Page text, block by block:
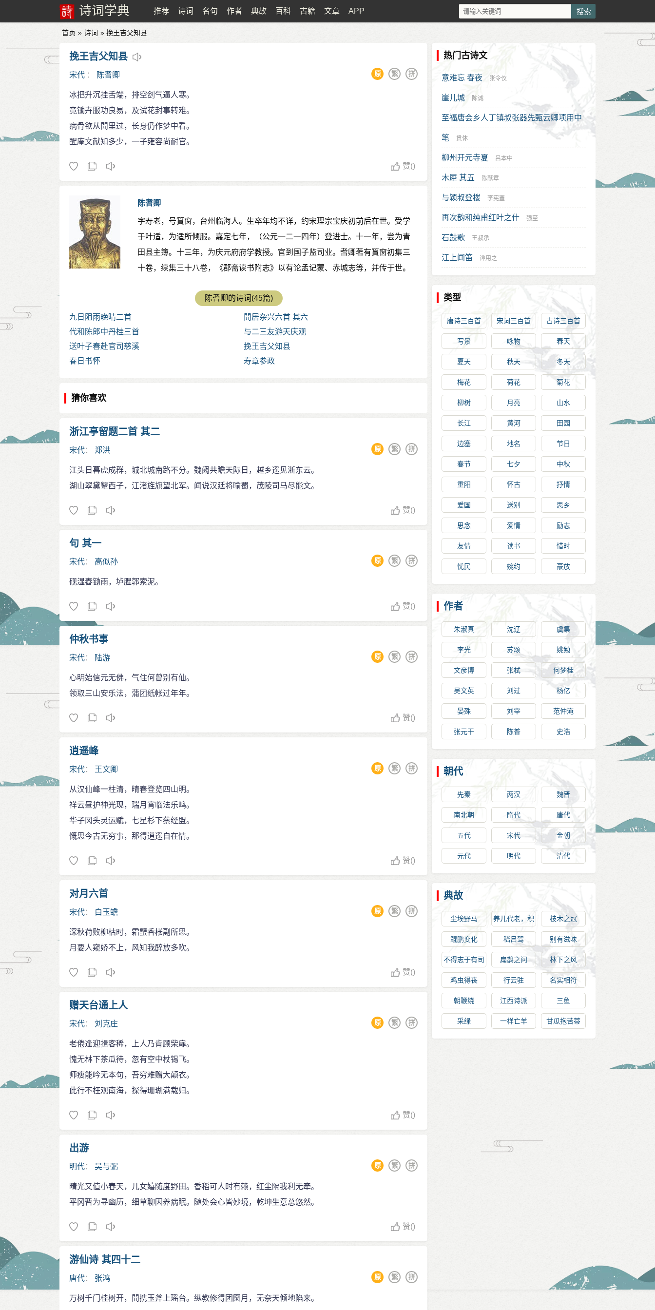
诗词学典 推荐 诗词 名句 作者 典故 百科 古籍 文章 APP
首页 » 诗词 » 挽王吉父知县
挽王吉父知县
宋代 ： 陈耆卿 拼
繁
原
冰把升沉挂舌端，排空剑气逼人寒。
竟锄卉服功良易，及试花封事转难。
病骨欲从閒里过，长身仍作梦中看。
醒庵文献知多少，一子雍容尚耐官。
赞()
陈耆卿
字寿老，号篔窗，台州临海人。生卒年均不详，约宋理宗宝庆初前后在世。受学
于叶适，为适所倾服。嘉定七年，（公元一二一四年）登进士。十一年，尝为青
田县主簿。十三年，为庆元府府学教授。官到国子监司业。耆卿著有篔窗初集三
十卷，续集三十八卷，《郡斋读书附志》以有论孟记蒙、赤城志等，并传于世。
陈耆卿的诗词(45篇)
九日阻雨晚晴二首
閒居杂兴六首 其六
代和陈郎中丹桂三首
与二三友游天庆观
送叶子春赴官司慈溪
挽王吉父知县
春日书怀
寿章参政
猜你喜欢
浙江亭留题二首 其二
宋代： 郑洪 拼
繁
原
江头日暮虎成群，城北城南路不分。魏阙共瞻天际日，越乡遥见浙东云。
湖山翠黛颦西子，江渚旌旗望北军。闻说汉廷将喻蜀，茂陵司马尽能文。
赞()
句 其一
宋代： 高似孙 拼
繁
原
砚湿舂锄雨，垆腥郭索泥。
赞()
仲秋书事
宋代： 陆游 拼
繁
原
心明始信元无佛，气住何曾别有仙。
领取三山安乐法，蒲团纸帐过年年。
赞()
逍遥峰
宋代： 王文卿 拼
繁
原
从汉仙峰一柱清，晴春登览四山明。
祥云昼护神光现，瑞月宵临法乐鸣。
华子冈头灵运赋，七星杉下蔡经盟。
慨思今古无穷事，那得逍遥自在情。
赞()
对月六首
宋代： 白玉蟾 拼
繁
原
深秋荷败柳枯时，霜蟹香枨副所思。
月要人窥娇不上，风知我醉放多吹。
赞()
赠天台通上人
宋代： 刘克庄 拼
繁
原
老倦逢迎揖客稀，上人乃肯顾柴扉。
愧无林下茶瓜待，忽有空中杖锡飞。
师瘦能吟无本句，吾穷难赠大颠衣。
此行不枉观南海，探得珊瑚满载归。
赞()
出游
明代： 吴与弼 拼
繁
原
晴光又值小春天，儿女嬉随度野田。香稻可人时有赖，红尘隔我利无牵。
平冈暂为寻幽历，细草聊因养病眠。随处会心皆妙境，乾坤生意总悠然。
赞()
游仙诗 其四十二
唐代： 张鸿 拼
繁
原
万树千门桂树开，閒携玉斧上瑶台。纵教修得团圞月，无奈天倾地陷来。
热门古诗文
意难忘 春夜 张令仪
崖儿城 陈诚
至福唐会乡人丁镇叔张器先甄云卿项用中
赵知录薛主簿同年孙彦忠草酌试院
笔 贯休
柳州开元寺夏 吕本中
木犀 其五 陈献章
与颖叔登楼 李宪噩
再次韵和纯甫红叶之什 强至
石鼓歌 王叔承
江上闻笛 谭用之
类型
唐诗三百首 宋词三百首 古诗三百首
写景 咏物 春天
夏天 秋天 冬天
梅花 荷花 菊花
柳树 月亮 山水
长江 黄河 田园
边塞 地名 节日
春节 七夕 中秋
重阳 怀古 抒情
爱国 送别 思乡
思念 爱情 励志
友情 读书 惜时
忧民 婉约 豪放
作者
朱淑真 沈辽 虞集
李光 苏颂 姚勉
文彦博 张栻 何梦桂
吴文英 刘过 杨亿
晏殊 刘宰 范仲淹
张元干 陈普 史浩
朝代
先秦 两汉 魏晋
南北朝 隋代 唐代
五代 宋代 金朝
元代 明代 清代
典故
尘埃野马
养儿代老，积
谷防饥
枝木之冠
鲲鹏变化 嵇吕驾 别有滋味
不得志于有司 扁鹊之问 林下之风
鸡虫得丧 行云驻 名实相符
朝鞭绕 江西诗派 三鱼
采绿 一样亡羊 甘瓜抱苦蒂